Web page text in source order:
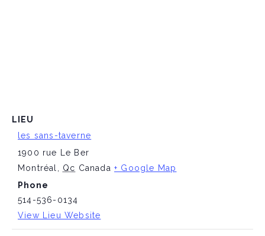
LIEU
les sans-taverne
1900 rue Le Ber
Montréal
Qc Canada + Google Map
Phone
514-536-0134
View Lieu Website